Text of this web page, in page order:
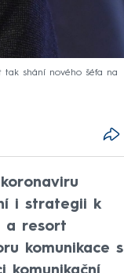
tak shání nového šéfa na
i strategii k
a resort
komunikace s